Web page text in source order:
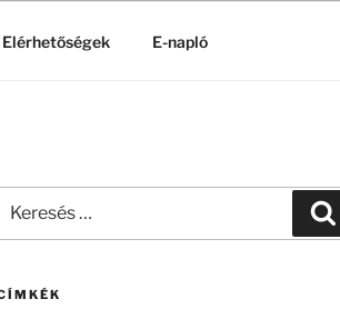
Elérhetőségek E-napló